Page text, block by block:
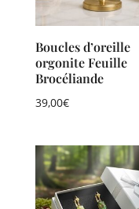
Boucles d’oreille
orgonite Feuille
Brocéliande
39,00€